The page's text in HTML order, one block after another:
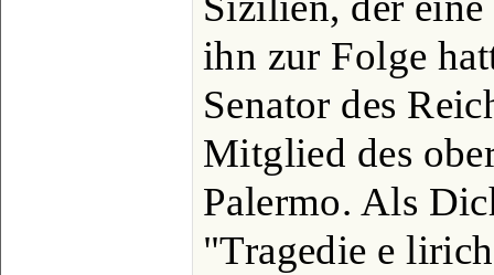
ihn zur Folge
Senator des
Mitglied des
Palermo. Als
"Tragedie e